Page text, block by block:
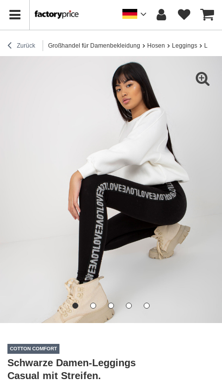
Zurück Großhandel für Damenbekleidung Hosen Leggings
COTTON COMFORT
Schwarze Damen-Leggings
Casual mit Streifen.